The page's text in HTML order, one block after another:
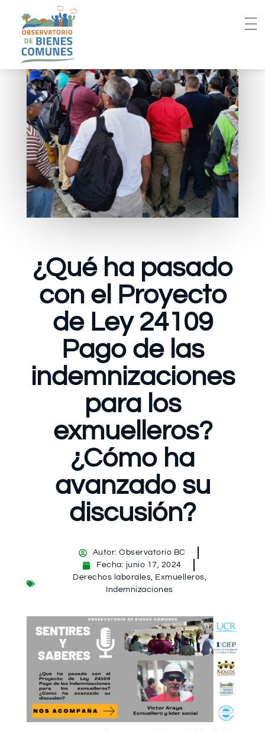
¿Qué ha pasado
con el Proyecto
de Ley 24109
Pago de las
indemnizaciones
para los
exmuelleros?
¿Cómo ha
avanzado su
discusión?
Autor: Observatorio BC
Fecha: junio 17, 2024
Derechos laborales, Exmuelleros,
Indemnizaciones